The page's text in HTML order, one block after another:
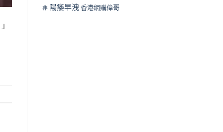
非 陽痿早洩 香港網購偉哥